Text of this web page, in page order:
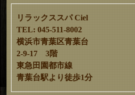
リラックススパ Ciel
TEL: 045-511-8002
横浜市青葉区青葉台
2-9-17 3階
東急田園都市線
青葉台駅より徒歩1分